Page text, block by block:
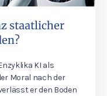
staatlicher
KI als
Moral nach der
er den Boden